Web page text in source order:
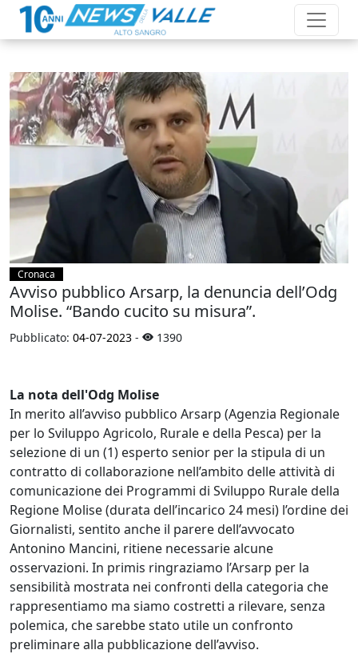
Cronaca
Avviso pubblico Arsarp, la denuncia dell’Odg
Molise. “Bando cucito su misura”.
Pubblicato: 04-07-2023 - 1390
La nota dell'Odg Molise
In merito all’avviso pubblico Arsarp (Agenzia Regionale
per lo Sviluppo Agricolo, Rurale e della Pesca) per la
selezione di un (1) esperto senior per la stipula di un
contratto di collaborazione nell’ambito delle attività di
comunicazione dei Programmi di Sviluppo Rurale della
Regione Molise (durata dell’incarico 24 mesi) l’ordine dei
Giornalisti, sentito anche il parere dell’avvocato
Antonino Mancini, ritiene necessarie alcune
osservazioni. In primis ringraziamo l’Arsarp per la
sensibilità mostrata nei confronti della categoria che
rappresentiamo ma siamo costretti a rilevare, senza
polemica, che sarebbe stato utile un confronto
preliminare alla pubblicazione dell’avviso.